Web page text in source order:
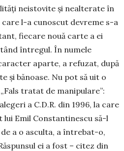
neistovite și neal­terate în
l-a cunoscut devreme s-a
fiecare no­uă carte a ei
întregul. În numele
aparte, a refuzat, după
și bă­noase. Nu pot să uit o
tratat de manipulare”:
a C.D.R. din 1996, la care
Emil Constantinescu să-l
a o asculta, a întrebat-o,
ei a fost – citez din